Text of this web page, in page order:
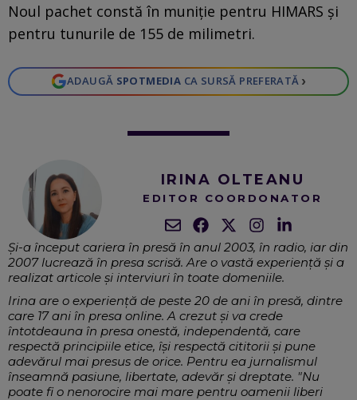
Noul pachet constă în muniție pentru HIMARS și
pentru tunurile de 155 de milimetri.
ADAUGĂ SPOTMEDIA CA SURSĂ PREFERATĂ ›
IRINA OLTEANU
EDITOR COORDONATOR
Și-a început cariera în presă în anul 2003, în radio, iar din
2007 lucrează în presa scrisă. Are o vastă experiență și a
realizat articole și interviuri în toate domeniile.
Irina are o experiență de peste 20 de ani în presă, dintre
care 17 ani în presa online. A crezut și va crede
întotdeauna în presa onestă, independentă, care
respectă principiile etice, își respectă cititorii și pune
adevărul mai presus de orice. Pentru ea jurnalismul
înseamnă pasiune, libertate, adevăr și dreptate. "Nu
poate fi o nenorocire mai mare pentru oamenii liberi